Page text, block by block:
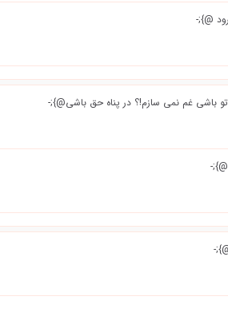
@};-
تو باشی غم نمی سازم!؟ در پناه حق باشی@};-